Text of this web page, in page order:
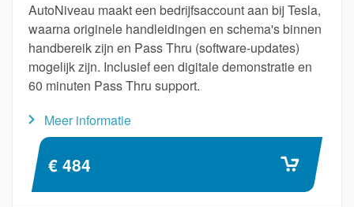
AutoNiveau maakt een bedrijfsaccount aan bij Tesla,
waarna originele handleidingen en schema's binnen
handbereik zijn en Pass Thru (software-updates)
mogelijk zijn. Inclusief een digitale demonstratie en
60 minuten Pass Thru support.
Meer informatie
€ 484